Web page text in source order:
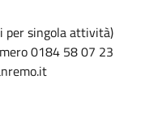
per singola attività)
0184 58 07 23